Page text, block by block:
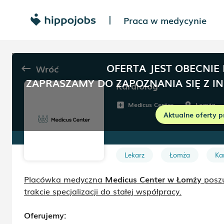
| Praca w medycynie
OFERTA JEST
ZAPRASZAMY DO ZAPOZNANIA SIĘ Z
Aktualne oferty
keyboard_backspace Wróć
Kardiolog
add_box Medicus Center room Łomża
Lekarz Łomża
Placówka medyczna Medicus Center w Łomży
trakcie specjalizacji do stałej współpracy.
Oferujemy: